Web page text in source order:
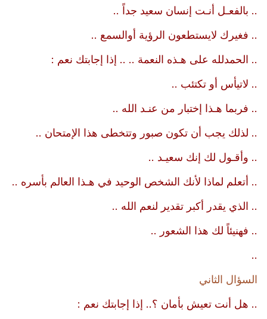
.. بالفعـل أنـت إنسان سعيد جداً ..
.. فغيرك لايستطعون الرؤية أوالسمع ..
.. الحمدلله على هـذه النعمة .. .. إذا إجابتك نعم :
.. لاتيأس أو تكتئب ..
.. فربما هـذا إختبار من عنـد الله ..
.. لذلك يجب أن تكون صبور وتتخطى هذا الإمتحان ..
.. وأقـول لك إنك سعيـد ..
.. أتعلم لماذا لأنك الشخص الوحيد في هـذا العالم بأسره ..
.. الذي يقدر أكبر تقدير لنعم الله ..
.. فهنيئاً لك هذا الشعور ..
..
السؤال الثاني
.. هل أنت تعيش بأمان ؟.. إذا إجابتك نعم :